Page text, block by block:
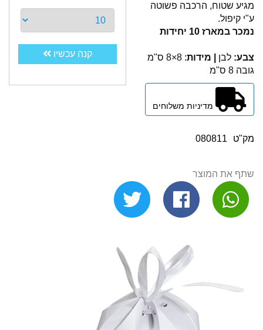
קנה עכשיו
מגיע שטוח, הרכבה פשוטה
ע"י קיפול.
נמכר במארז 10 יחידות
צבע: לבן | מידות
: 8×8 ס"מ
גובה 8 ס"מ
מק"ט 080811
שתף את המוצר